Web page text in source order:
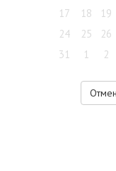
17
18 19
24
25 26
31
1 2